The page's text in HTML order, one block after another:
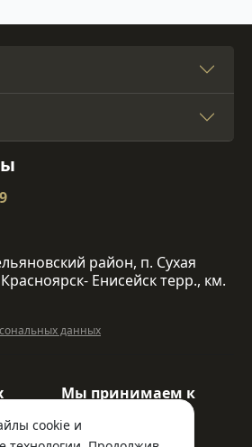
cookie и
район, п. Сухая
Енисейск терр., км.
данных
Мы принимаем к